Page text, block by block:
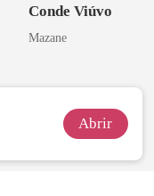
Conde Viúvo
Mazane
Abrir